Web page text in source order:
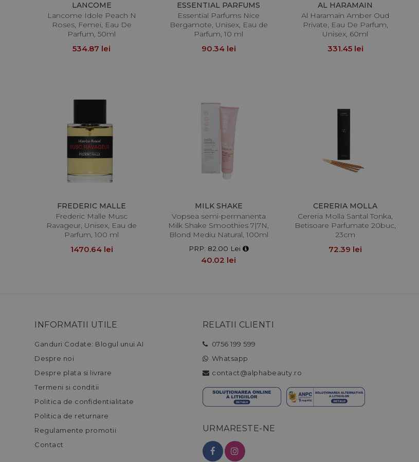
LANCOME
Lancome Idole Peach N
Roses, Femei, Eau De
Parfum, 50ml
534.87 lei
ESSENTIAL PARFUMS
Essential Parfums Nice
Bergamote, Unisex, Eau de
Parfum, 10 ml
90.34 lei
AL HARAMAIN
Al Haramain Amber Oud
Private, Eau De Parfum,
Unisex, 60ml
331.45 lei
FREDERIC MALLE
Frederic Malle Musc
Ravageur, Unisex, Eau de
Parfum, 100 ml
1470.64 lei
MILK SHAKE
Vopsea semi-permanenta
Milk Shake Smoothies 7|7N,
Blond Mediu Natural, 100ml
PRP: 82.00 Lei
40.02 lei
CERERIA MOLLA
Cereria Molla Santal Tonka,
Betisoare Parfumate 20buc,
23cm
72.39 lei
INFORMATII UTILE
Ganduri Codate: Blogul unui AI
Despre noi
Despre plata si livrare
Termeni si conditii
Politica de confidentialitate
Politica de returnare
Regulamente promotii
Contact
RELATII CLIENTI
0756 199 599
Whatsapp
contact@alphabeauty.ro
URMARESTE-NE